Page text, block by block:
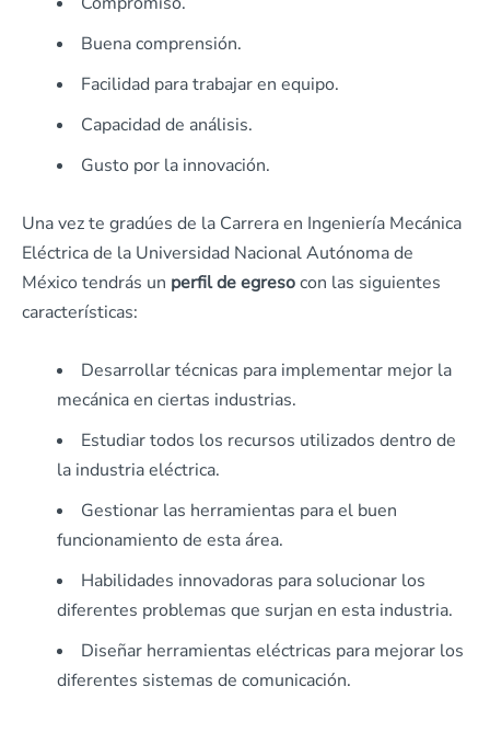
Buena comprensión.
Facilidad para trabajar en equipo.
Capacidad de análisis.
Gusto por la innovación.
Una vez te gradúes de la Carrera en Ingeniería Mecánica
Eléctrica de la Universidad Nacional Autónoma de
México tendrás un perfil de egresocon las siguientes
características:
Desarrollar técnicas para implementar mejor la
mecánica en ciertas industrias.
Estudiar todos los recursos utilizados dentro de
la industria eléctrica.
Gestionar las herramientas para el buen
funcionamiento de esta área.
Habilidades innovadoras para solucionar los
diferentes problemas que surjan en esta industria.
Diseñar herramientas eléctricas para mejorar los
diferentes sistemas de comunicación.